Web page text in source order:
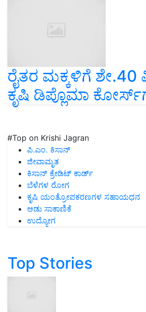
ರೈತರ ಮಕ್ಕಳಿಗೆ
ಕೃಷಿ ಡಿಪ್ಲೊಮಾ
#Top on Krishi Jagran
ಪಿ.ಎಂ. ಕಿಸಾನ್
ಜೀವಾಮೃತ
ಕಿಸಾನ್ ಕ್ರೇಡಿಟ್ ಕಾರ್ಡ್
ಬೆಳೆಗಳ ರೋಗ
ಕೃಷಿ ಯಂತ್ರೋಪಕರಣಗಳ ಸಹಾಯಧನ
ಆಡು ಸಾಕಾಣಿಕೆ
ಉದ್ಯೋಗ
Top Stories